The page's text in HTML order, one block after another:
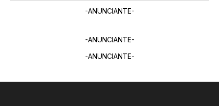
-ANUNCIANTE-
-ANUNCIANTE-
-ANUNCIANTE-